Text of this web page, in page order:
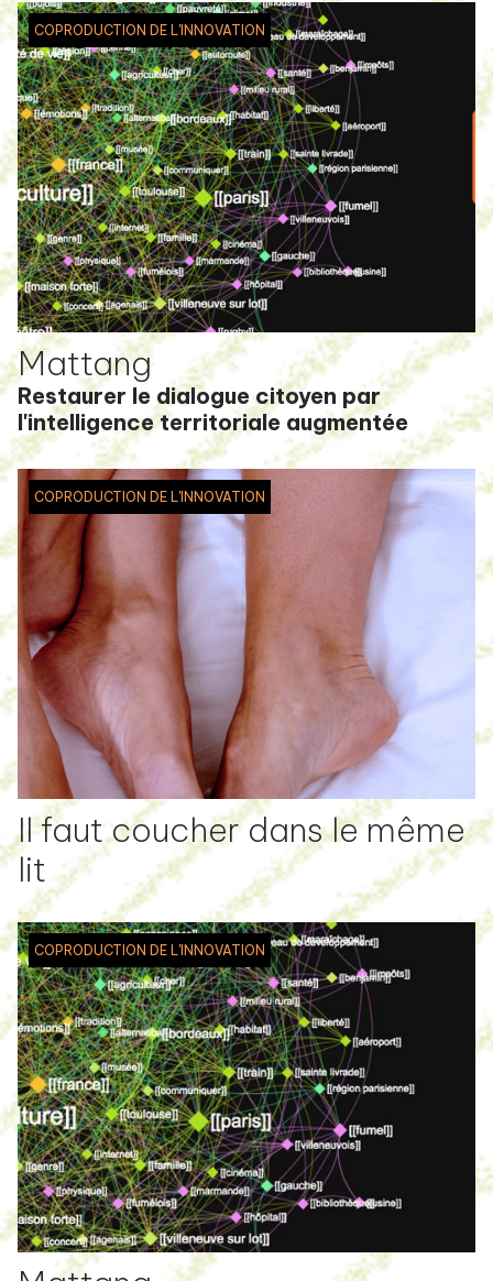
COPRODUCTION DE L'INNOVATION
Mattang
Restaurer le dialogue citoyen par
l'intelligence territoriale augmentée
COPRODUCTION DE L'INNOVATION
Il faut coucher dans le même
lit
COPRODUCTION DE L'INNOVATION